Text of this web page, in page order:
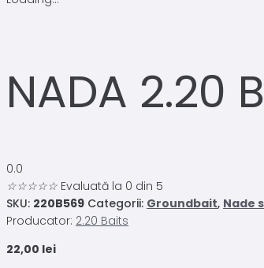
NADA 2.20
0.0
☆☆☆☆☆ Evaluată la 0 din 5
SKU: 220B569 Categorii: Groundbait, Nade
Producator: 2.20 Baits
22,00 lei